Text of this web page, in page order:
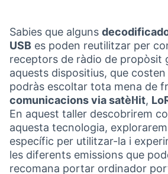
Sabies que alguns
USB es poden reutilitzar per
receptors de ràdio de propòsit
aquests dispositius, que
podràs escoltar tota mena de
comunicacions via satèl·lit,
En aquest taller descobrirem
aquesta tecnologia,
específic per utilitzar-la i
les diferents emissions que
recomana portar ordinador